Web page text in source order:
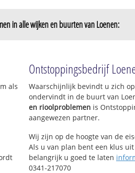
in alle wijken en buurten van Loenen:
als
Ontstoppingsbedrijf
Waarschijnlijk bevindt u zich
ondervindt in de buurt van
en rioolproblemen is
aangewezen partner.
Wij zijn op de hoogte van de
Als u van plan bent een klus
belangrijk u goed te laten
0341-217070